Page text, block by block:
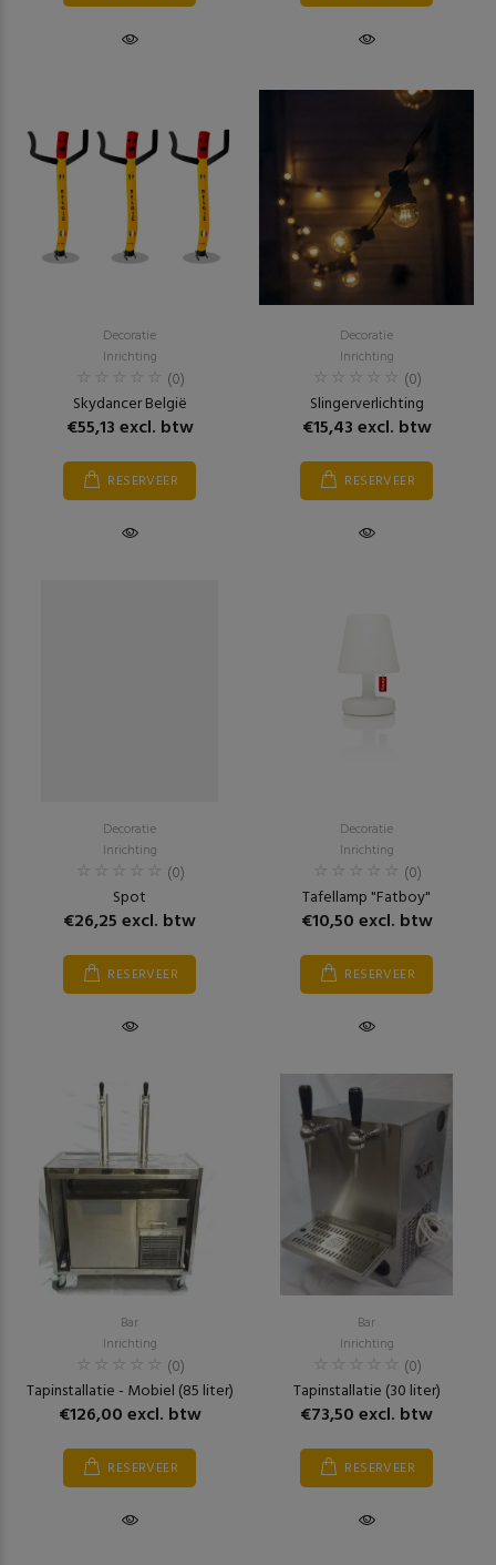
Decoratie
Inrichting
(0)
Skydancer België
€55,13 excl. btw
RESERVEER
Decoratie
Inrichting
(0)
Slingerverlichting
€15,43 excl. btw
RESERVEER
Decoratie
Inrichting
(0)
Spot
€26,25 excl. btw
RESERVEER
Decoratie
Inrichting
(0)
Tafellamp "Fatboy"
€10,50 excl. btw
RESERVEER
Bar
Inrichting
(0)
Tapinstallatie - Mobiel (85 liter)
€126,00 excl. btw
RESERVEER
Bar
Inrichting
(0)
Tapinstallatie (30 liter)
€73,50 excl. btw
RESERVEER